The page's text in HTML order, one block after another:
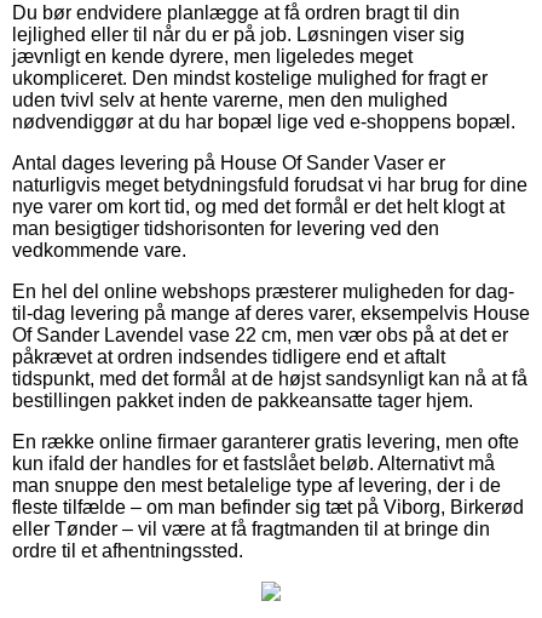
Du bør endvidere planlægge at få ordren bragt til din
lejlighed eller til når du er på job. Løsningen viser sig
jævnligt en kende dyrere, men ligeledes meget
ukompliceret. Den mindst kostelige mulighed for fragt er
uden tvivl selv at hente varerne, men den mulighed
nødvendiggør at du har bopæl lige ved e-shoppens bopæl.
Antal dages levering på House Of Sander Vaser er
naturligvis meget betydningsfuld forudsat vi har brug for dine
nye varer om kort tid, og med det formål er det helt klogt at
man besigtiger tidshorisonten for levering ved den
vedkommende vare.
En hel del online webshops præsterer muligheden for dag-
til-dag levering på mange af deres varer, eksempelvis House
Of Sander Lavendel vase 22 cm, men vær obs på at det er
påkrævet at ordren indsendes tidligere end et aftalt
tidspunkt, med det formål at de højst sandsynligt kan nå at få
bestillingen pakket inden de pakkeansatte tager hjem.
En række online firmaer garanterer gratis levering, men ofte
kun ifald der handles for et fastslået beløb. Alternativt må
man snuppe den mest betalelige type af levering, der i de
fleste tilfælde – om man befinder sig tæt på Viborg, Birkerød
eller Tønder – vil være at få fragtmanden til at bringe din
ordre til et afhentningssted.